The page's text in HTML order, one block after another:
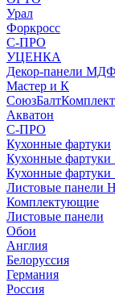
Урал
Форкросс
С-ПРО
УЦЕНКА
Декор-панели МДФ
Мастер и К
СоюзБалтКомплект
Акватон
С-ПРО
Кухонные фартуки
Кухонные
Кухонные фартуки
Листовые панели
Комплектующие
Листовые панели
Обои
Англия
Белоруссия
Германия
Россия